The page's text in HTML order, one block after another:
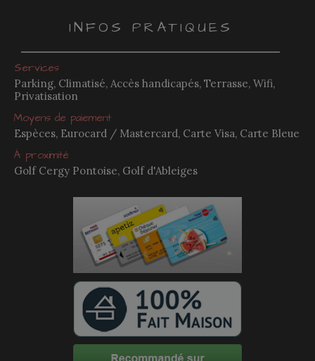
INFOS PRATIQUES
Services
Parking, Climatisé, Accès handicapés, Terrasse, Wifi,
Privatisation
Moyens de paiement
Espèces, Eurocard / Mastercard, Carte Visa, Carte Bleue
À proximité
Golf Cergy Pontoise, Golf d'Ableiges